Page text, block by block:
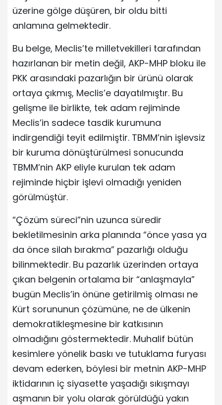
üzerine gölge düşüren, bir oldu bitti
anlamına gelmektedir.
Bu belge, Meclis’te milletvekilleri tarafından
hazırlanan bir metin değil, AKP-MHP bloku ile
PKK arasındaki pazarlığın bir ürünü olarak
ortaya çıkmış, Meclis’e dayatılmıştır. Bu
gelişme ile birlikte, tek adam rejiminde
Meclis’in sadece tasdik kurumuna
indirgendiği teyit edilmiştir. TBMM’nin işlevsiz
bir kuruma dönüştürülmesi sonucunda
TBMM’nin AKP eliyle kurulan tek adam
rejiminde hiçbir işlevi olmadığı yeniden
görülmüştür.
“Çözüm süreci”nin uzunca süredir
bekletilmesinin arka planında “önce yasa ya
da önce silah bırakma” pazarlığı olduğu
bilinmektedir. Bu pazarlık üzerinden ortaya
çıkan belgenin ortalama bir “anlaşmayla”
bugün Meclis’in önüne getirilmiş olması ne
Kürt sorununun çözümüne, ne de ülkenin
demokratikleşmesine bir katkısının
olmadığını göstermektedir. Muhalif bütün
kesimlere yönelik baskı ve tutuklama furyası
devam ederken, böylesi bir metnin AKP-MHP
iktidarının iç siyasette yaşadığı sıkışmayı
aşmanın bir yolu olarak görüldüğü yakın